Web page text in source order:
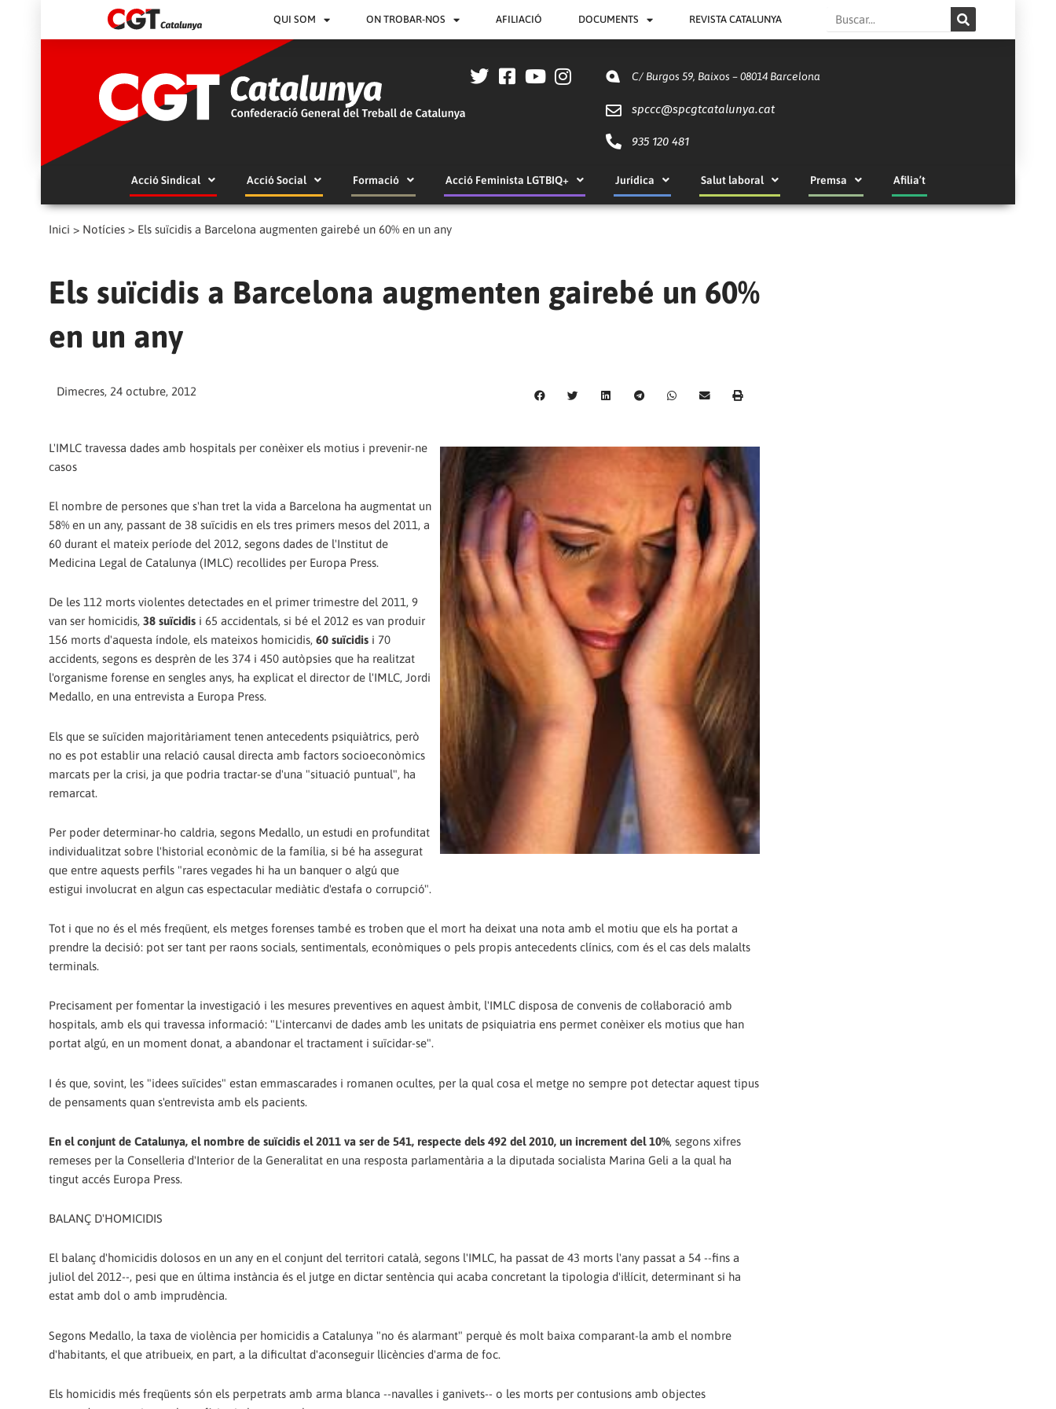
QUI SOM ON TROBAR-NOS AFILIACIÓ DOCUMENTS REVISTA CATALUNYA Search
C/ Burgos 59, Baixos – 08014 Barcelona
spccc@spcgtcatalunya.cat
935 120 481
Acció Sindical Acció Social Formació Acció Feminista LGTBIQ+ Jurídica Salut laboral Premsa Afilia’t
Inici > Notícies > Els suïcidis a Barcelona augmenten gairebé un 60% en un any
Els suïcidis a Barcelona augmenten gairebé un 60%
en un any
Dimecres, 24 octubre, 2012
L'IMLC travessa dades amb hospitals per conèixer els motius i prevenir-ne
casos
El nombre de persones que s'han tret la vida a Barcelona ha augmentat un
58% en un any, passant de 38 suïcidis en els tres primers mesos del 2011, a
60 durant el mateix període del 2012, segons dades de l'Institut de
Medicina Legal de Catalunya (IMLC) recollides per Europa Press.
De les 112 morts violentes detectades en el primer trimestre del 2011, 9
van ser homicidis, 38 suïcidis i 65 accidentals, si bé el 2012 es van produir
156 morts d'aquesta índole, els mateixos homicidis, 60 suïcidis i 70
accidents, segons es desprèn de les 374 i 450 autòpsies que ha realitzat
l'organisme forense en sengles anys, ha explicat el director de l'IMLC, Jordi
Medallo, en una entrevista a Europa Press.
Els que se suïciden majoritàriament tenen antecedents psiquiàtrics, però
no es pot establir una relació causal directa amb factors socioeconòmics
marcats per la crisi, ja que podria tractar-se d'una "situació puntual", ha
remarcat.
Per poder determinar-ho caldria, segons Medallo, un estudi en profunditat
individualitzat sobre l'historial econòmic de la família, si bé ha assegurat
que entre aquests perfils "rares vegades hi ha un banquer o algú que
estigui involucrat en algun cas espectacular mediàtic d'estafa o corrupció".
Tot i que no és el més freqüent, els metges forenses també es troben que el mort ha deixat una nota amb el motiu que els ha portat a
prendre la decisió: pot ser tant per raons socials, sentimentals, econòmiques o pels propis antecedents clínics, com és el cas dels malalts
terminals.
Precisament per fomentar la investigació i les mesures preventives en aquest àmbit, l'IMLC disposa de convenis de col·laboració amb
hospitals, amb els qui travessa informació: "L'intercanvi de dades amb les unitats de psiquiatria ens permet conèixer els motius que han
portat algú, en un moment donat, a abandonar el tractament i suïcidar-se".
I és que, sovint, les "idees suïcides" estan emmascarades i romanen ocultes, per la qual cosa el metge no sempre pot detectar aquest tipus
de pensaments quan s'entrevista amb els pacients.
En el conjunt de Catalunya, el nombre de suïcidis el 2011 va ser de 541, respecte dels 492 del 2010, un increment del 10%, segons xifres
remeses per la Conselleria d'Interior de la Generalitat en una resposta parlamentària a la diputada socialista Marina Geli a la qual ha
tingut accés Europa Press.
BALANÇ D'HOMICIDIS
El balanç d'homicidis dolosos en un any en el conjunt del territori català, segons l'IMLC, ha passat de 43 morts l'any passat a 54 --fins a
juliol del 2012--, pesi que en última instància és el jutge en dictar sentència qui acaba concretant la tipologia d'il·lícit, determinant si ha
estat amb dol o amb imprudència.
Segons Medallo, la taxa de violència per homicidis a Catalunya "no és alarmant" perquè és molt baixa comparant-la amb el nombre
d'habitants, el que atribueix, en part, a la dificultat d'aconseguir llicències d'arma de foc.
Els homicidis més freqüents són els perpetrats amb arma blanca --navalles i ganivets-- o les morts per contusions amb objectes